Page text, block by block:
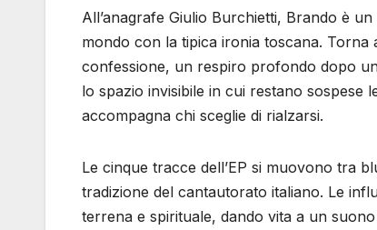
All’anagrafe Giulio Burchietti, Brando è
mondo con la tipica ironia toscana.
confessione, un respiro profondo dopo
lo spazio invisibile in cui restano sospese
accompagna chi sceglie di rialzarsi.
Le cinque tracce dell’EP si muovono tra
tradizione del cantautorato italiano. Le
terrena e spirituale, dando vita a un